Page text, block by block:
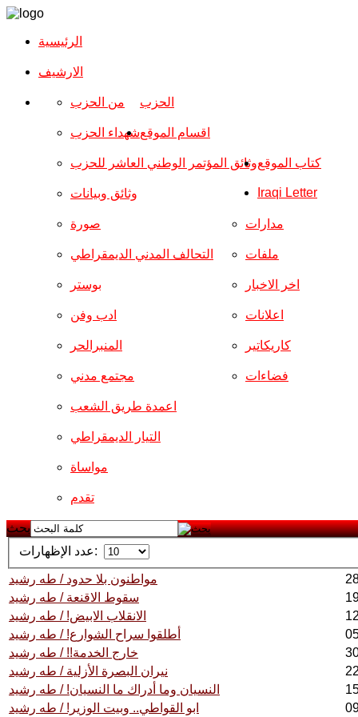
الرئيسية
الارشیف
الحزب من الحزب
شهداء الحزب
وثائق المؤتمر الوطني العاشر للحزب
وثائق وبيانات
اقسام الموقع
صورة
التحالف المدني الديمقراطي
بوستر
ادب وفن
المنبرالحر
مجتمع مدني
مدارات
ملفات
اخر الاخبار
اعلانات
كاريكاتير
فضاءات
اعمدة طريق الشعب
التيار الديمقراطي
مواساة
تقدم
كتاب الموقع
Iraqi Letter
بحث
عدد الإظهارات:
مواطنون بلا حدود / طه رشيد
سقوط الاقنعة / طه رشيد
الانقلاب الابيض! / طه رشيد
أطلقوا سراح الشوارع! / طه رشيد
خارج الخدمة!! / طه رشيد
نيران البصرة الأزلية / طه رشيد
النسيان وما أدراك ما النسيان! / طه رشيد
ابو القواطي.. وبيت الوزير! / طه رشيد